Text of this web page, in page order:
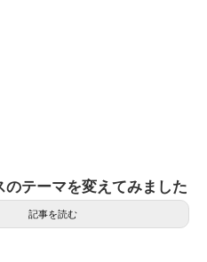
のテーマを変えてみました
記事を読む